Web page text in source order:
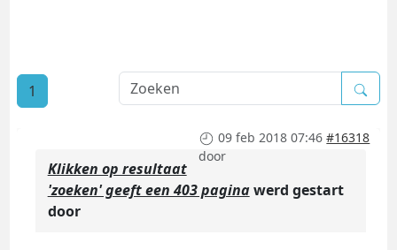
1
09 feb 2018 07:46 #16318
door
Klikken op resultaat
'zoeken' geeft een 403 paginawerd gestart
door